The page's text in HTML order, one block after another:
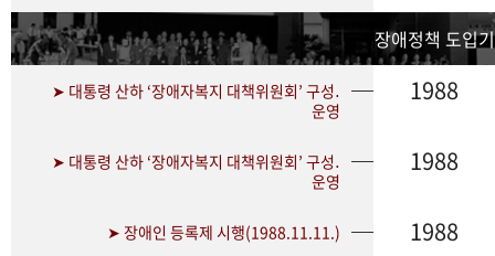
장애정책 도입기
➤ 대통령 산하 ‘장애자복지 대책위원회’ 구성․
운영
1988
➤ 대통령 산하 ‘장애자복지 대책위원회’ 구성․
운영
1988
➤ 장애인 등록제 시행(1988.11.11.) 1988